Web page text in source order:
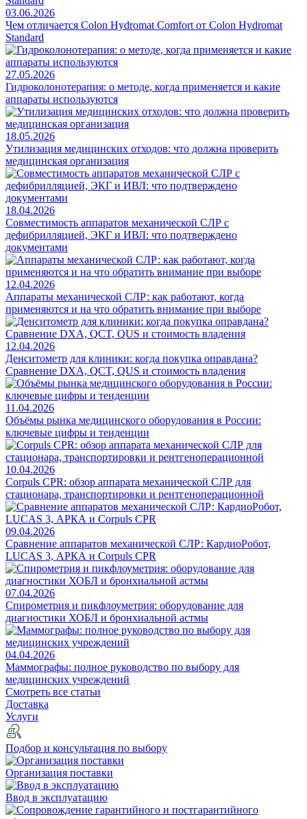
03.06.2026
Чем отличается Colon Hydromat Comfort от Colon Hydromat
Standard
27.05.2026
Гидроколонотерапия: о методе, когда применяется и какие
аппараты используются
18.05.2026
Утилизация медицинских отходов: что должна проверить
медицинская организация
18.04.2026
Совместимость аппаратов механической СЛР с
дефибрилляцией, ЭКГ и ИВЛ: что подтверждено
документами
12.04.2026
Аппараты механической СЛР: как работают, когда
применяются и на что обратить внимание при выборе
12.04.2026
Денситометр для клиники: когда покупка оправдана?
Сравнение DXA, QCT, QUS и стоимость владения
11.04.2026
Объёмы рынка медицинского оборудования в России:
ключевые цифры и тенденции
10.04.2026
Corpuls CPR: обзор аппарата механической СЛР для
стационара, транспортировки и рентгеноперационной
09.04.2026
Сравнение аппаратов механической СЛР: КардиоРобот,
LUCAS 3, АРКА и Corpuls CPR
07.04.2026
Спирометрия и пикфлоуметрия: оборудование для
диагностики ХОБЛ и бронхиальной астмы
04.04.2026
Маммографы: полное руководство по выбору для
медицинских учреждений
Смотреть все статьи
Доставка
Услуги
Подбор и консультация по выбору
Организация поставки
Ввод в эксплуатацию